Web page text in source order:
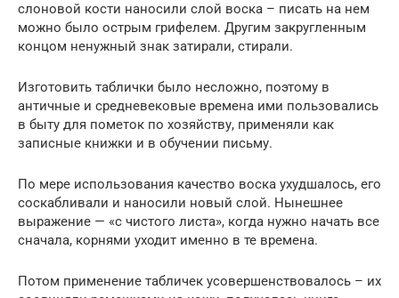
слоновой кости наносили слой воска – писать на нем
можно было острым грифелем. Другим закругленным
концом ненужный знак затирали, стирали.
Изготовить таблички было несложно, поэтому в
античные и средневековые времена ими пользовались
в быту для пометок по хозяйству, применяли как
записные книжки и в обучении письму.
По мере использования качество воска ухудшалось, его
соскабливали и наносили новый слой. Нынешнее
выражение — «с чистого листа», когда нужно начать все
сначала, корнями уходит именно в те времена.
Потом применение табличек усовершенствовалось – их